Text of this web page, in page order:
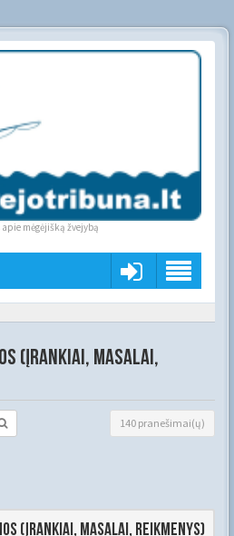
apie mėgėjišką žvejybą
(ĮRANKIAI, MASALAI,
140 pranešimai(ų)
(įrankiai, masalai, reikmenys)